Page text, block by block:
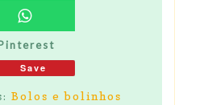
Save
Bolos e bolinhos